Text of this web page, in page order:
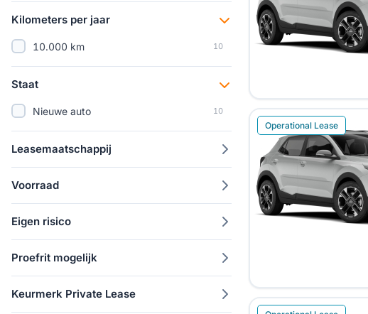
Operational Lease
Kilometers per jaar
10.000 km 10
Staat
Nieuwe auto 10
Leasemaatschappij
Voorraad
Eigen risico
Proefrit mogelijk
Keurmerk Private Lease